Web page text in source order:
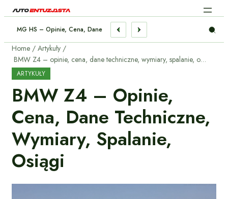
MG HS – Opinie, Cena, Dane Techniczne, Wymiary, Spalanie, Osiągi
Home
Artykuły
BMW Z4 – opinie, cena, dane techniczne, wymiary, spalanie, osiągi
ARTYKUŁY
BMW Z4 – Opinie,
Cena, Dane Techniczne,
Wymiary, Spalanie,
Osiągi